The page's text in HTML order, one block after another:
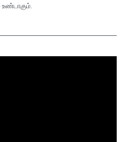
உண்டாகும்.